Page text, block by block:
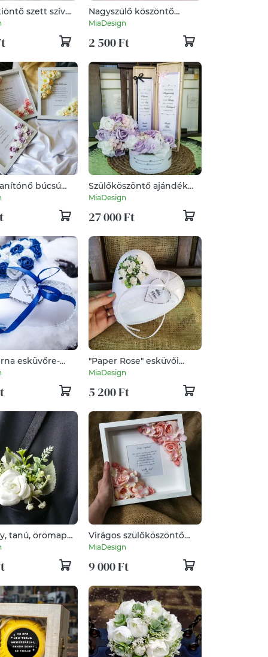
szett szív
Nagyszülő köszöntő
ajándékdoboz
MiaDesign
2 500 Ft
búcsú
Szülőköszöntő ajándék
szett-személyre szabható
MiaDesign
27 000 Ft
esküvőre-
személyre
"Royalblue
"Paper Rose" esküvői
gyűrűpárna
MiaDesign
5 200 Ft
tanú, örömapa
Virágos szülőköszöntő
köszöntő képkeret
MiaDesign
9 000 Ft